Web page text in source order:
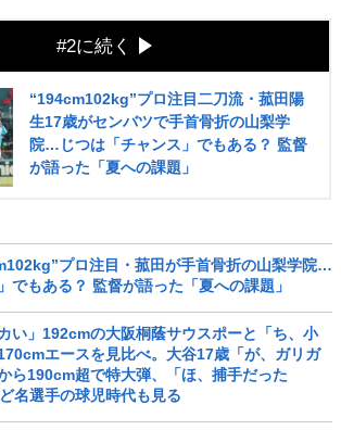
#2に続く
“194cm102kg”プロ注目二刀流・菰田陽
生17歳がセンバツで手首骨折の山梨学
院…じつは「チャンス」でもある？ 監督
が語った「夏への課題」
プロ注目・菰田が手首骨折の山梨学院…
でもある？ 監督が語った「夏への課題」
い」192cmの大阪桐蔭サウスポーと「ち、小
エースを見比べ。大谷17歳「が、ガリガ
ら190cm超で特大弾、「ほ、捕手だった
名選手の球児時代も見る